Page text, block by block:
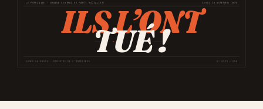
LE POPULAIRE · ORGANE CENTRAL DU PARTI SOCIALISTE JEUDI 19 NOVEMBRE 1936
ILS L’ONT
TUÉ !
ROGER SALENGRO · MINISTRE DE L’INTÉRIEUR N° 4912 — UNE